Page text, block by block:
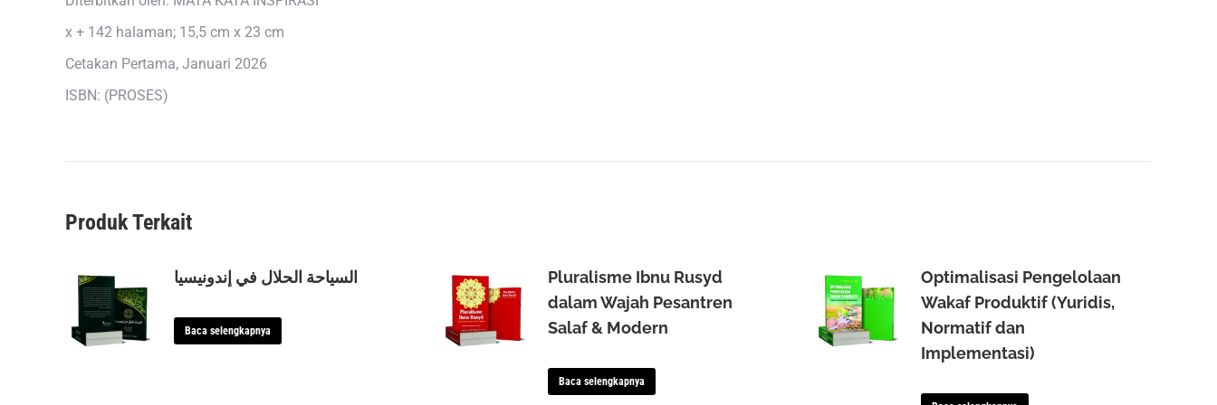
x + 142 halaman; 15,5 cm x 23 cm
Cetakan Pertama, Januari 2026
ISBN: (PROSES)
Produk Terkait
السياحة الحلال في إندونيسيا
Baca selengkapnya
Pluralisme Ibnu Rusyd
dalam Wajah Pesantren
Salaf & Modern
Baca selengkapnya
Optimalisasi Pengelolaan
Wakaf Produktif (Yuridis,
Normatif dan
Implementasi)